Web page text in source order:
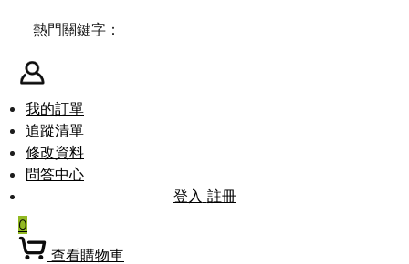
熱門關鍵字：
我的訂單
追蹤清單
修改資料
問答中心
登入 註冊
0
查看購物車